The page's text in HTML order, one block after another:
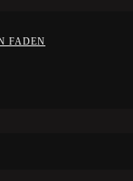
FADEN